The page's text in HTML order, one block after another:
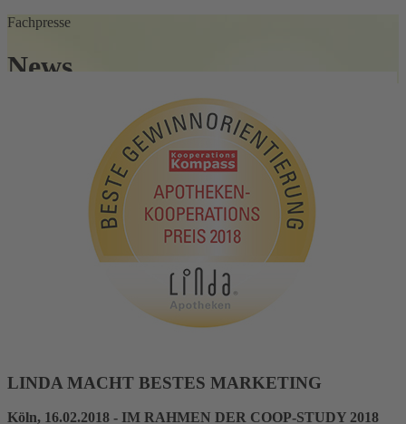
Fachpresse
News
LINDA MACHT BESTES MARKETING
Köln, 16.02.2018 - IM RAHMEN DER COOP-STUDY 2018